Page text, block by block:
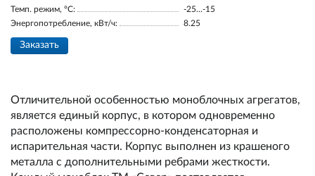
Темп. режим, °С:
-25...-15
Энергопотребление, кВт/ч:
8.25
Заказать
Отличительной особенностью моноблочных агрегатов,
является единый корпус, в котором одновременно
расположены компрессорно-конденсаторная и
испарительная части. Корпус выполнен из крашеного
металла с дополнительными ребрами жесткости.